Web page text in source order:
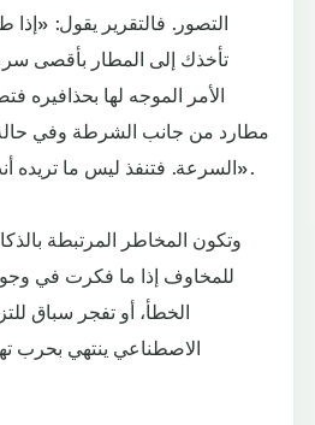
التصور. فالتقرير يقول:
تأخذك إلى المطار بأقصى
الأمر الموجه لها بحذافيره
مطارد من جانب الشرطة وفي
السرعة. فتنفذ ليس ما تريده أنت، لكن ما طلبته حرفياً».
وتكون المخاطر المرتبطة
للمخاوف إذا ما فكرت في
الخطأ، أو تفجر سباق
الاصطناعي ينتهي بحرب